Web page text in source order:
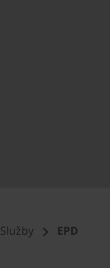
Služby
EPD